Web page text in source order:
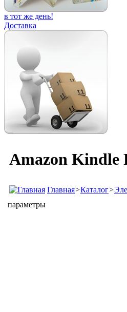
в тот же день!
Доставка
Amazon Kindle
Главная>Каталог>
параметры